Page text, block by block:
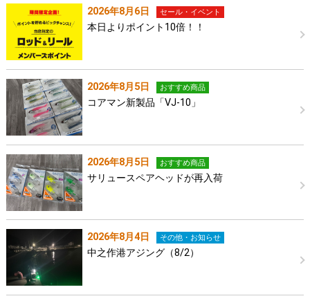
2026年8月6日 セール・イベント
本日よりポイント10倍！！
2026年8月5日 おすすめ商品
コアマン新製品「VJ-10」
2026年8月5日 おすすめ商品
サリュースペアヘッドが再入荷
2026年8月4日 その他・お知らせ
中之作港アジング（8/2）